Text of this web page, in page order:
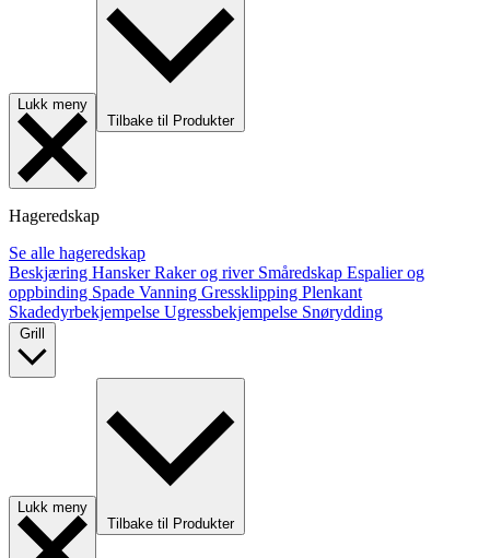
Lukk meny
Tilbake til Produkter
Hageredskap
Se alle hageredskap
Beskjæring HanskerRaker og river Småredskap Espalier og
oppbinding Spade Vanning Gressklipping Plenkant
Skadedyrbekjempelse Ugressbekjempelse Snørydding
Lukk meny
Tilbake til Produkter